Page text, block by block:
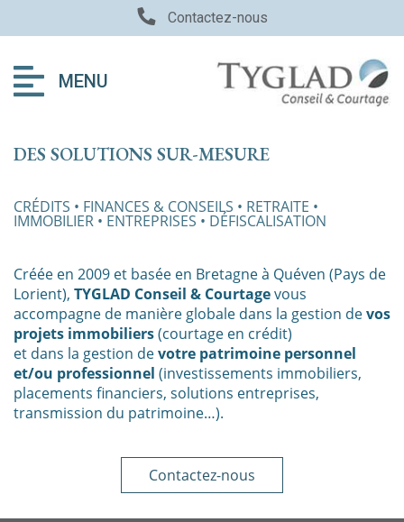
Contactez-nous
MENU
DES SOLUTIONS SUR-MESURE
CRÉDITS • FINANCES & CONSEILS • RETRAITE •
IMMOBILIER • ENTREPRISES • DÉFISCALISATION
Créée en 2009 et basée en Bretagne à Quéven (Pays de
Lorient), TYGLAD Conseil & Courtagevous
accompagne de manière globale dans la gestion devos
projets immobiliers(courtage en crédit)
et dans la gestion devotre patrimoine personnel
et/ou professionnel (investissements immobiliers,
placements financiers, solutions entreprises,
transmission du patrimoine…).
Contactez-nous